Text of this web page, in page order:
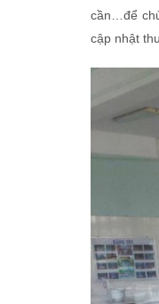
cần…để
cập nhật